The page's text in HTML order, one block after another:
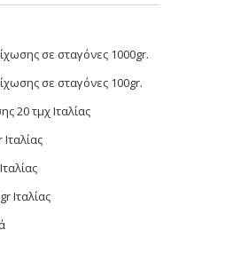
σε σταγόνες 1000gr.
σε σταγόνες 100gr.
20 τμχ Ιταλίας
Ιταλίας